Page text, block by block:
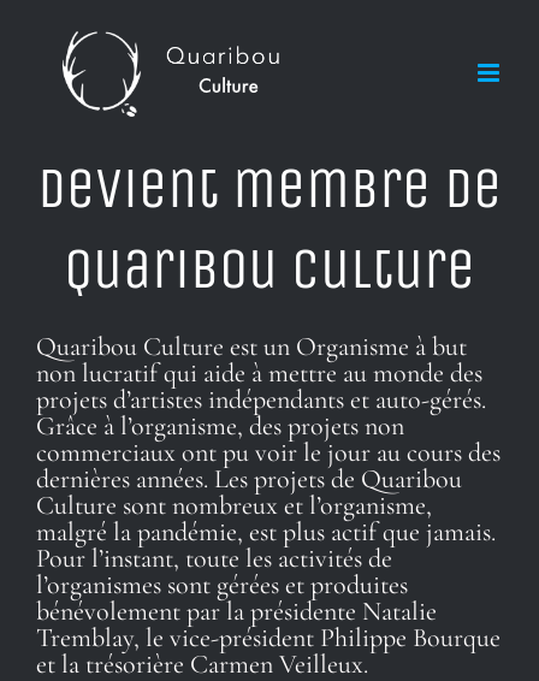
content
Devient membre de
Quaribou Culture
Quaribou Culture est un Organisme à but
non lucratif qui aide à mettre au monde des
projets d’artistes indépendants et auto-gérés.
Grâce à l’organisme, des projets non
commerciaux ont pu voir le jour au cours des
dernières années. Les projets de Quaribou
Culture sont nombreux et l’organisme,
malgré la pandémie, est plus actif que jamais.
Pour l’instant, toute les activités de
l’organismes sont gérées et produites
bénévolement par la présidente Natalie
Tremblay, le vice-président Philippe Bourque
et la trésorière Carmen Veilleux.